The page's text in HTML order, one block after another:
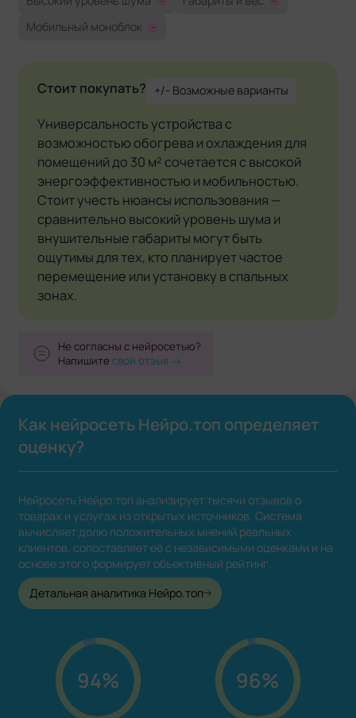
Мобильный моноблок
-
Стоит покупать? +/- Возможные варианты
Универсальность устройства с
возможностью обогрева и охлаждения для
помещений до 30 м² сочетается с высокой
энергоэффективностью и мобильностью.
Стоит учесть нюансы использования —
сравнительно высокий уровень шума и
внушительные габариты могут быть
ощутимы для тех, кто планирует частое
перемещение или установку в спальных
зонах.
Не согласны с нейросетью?
Напишитесвой отзыв
Как нейросеть Нейро.топ определяет
оценку?
Нейросеть Нейро.топ анализирует тысячи отзывов о
товарах и услугах из открытых источников. Система
вычисляет долю положительных мнений реальных
клиентов, сопоставляет её с независимыми оценками и на
основе этого формирует объективный рейтинг.
Детальная аналитика Нейро.топ
94% 96%